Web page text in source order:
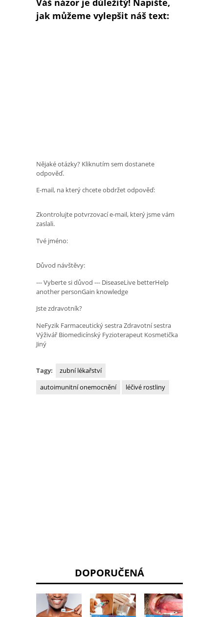
jak můžeme vylepšit náš text:
Nějaké otázky? Kliknutím sem dostanete
odpověď.
E-mail, na který chcete obdržet odpověď:
Zkontrolujte potvrzovací e-mail, který jsme vám
zaslali.
Tvé jméno:
Důvod návštěvy:
--- Vyberte si důvod --- DiseaseLive betterHelp
another personGain knowledge
Jste zdravotník?
NeFyzik Farmaceutický sestra Zdravotní sestra
Výživář Biomedicínský Fyzioterapeut Kosmetička
Jiný
Tagy:
zubní lékařství
autoimunitní onemocnění
léčivé rostliny
DOPORUČENÁ